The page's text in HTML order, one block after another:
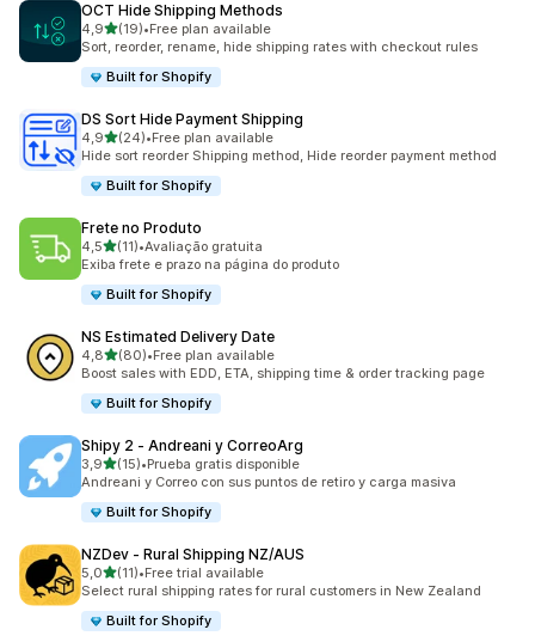
OCT Hide Shipping Methods
4,9stelle su 5
(19)
19 recensioni totali
•Free plan available
Sort, reorder, rename, hide shipping rates with checkout rules
Built for Shopify
DS Sort Hide Payment Shipping
4,9stelle su 5
(24)
24 recensioni totali
•Free plan available
Hide sort reorder Shipping method, Hide reorder payment method
Built for Shopify
Frete no Produto
4,5stelle su 5
(11)
11 recensioni totali
•Avaliação gratuita
Exiba frete e prazo na página do produto
Built for Shopify
NS Estimated Delivery Date
4,8stelle su 5
(80)
80 recensioni totali
•Free plan available
Boost sales with EDD, ETA, shipping time & order tracking page
Built for Shopify
Shipy 2 ‑ Andreani y CorreoArg
3,9stelle su 5
(15)
15 recensioni totali
•Prueba gratis disponible
Andreani y Correo con sus puntos de retiro y carga masiva
Built for Shopify
NZDev ‑ Rural Shipping NZ/AUS
5,0stelle su 5
(11)
11 recensioni totali
•Free trial available
Select rural shipping rates for rural customers in New Zealand
Built for Shopify